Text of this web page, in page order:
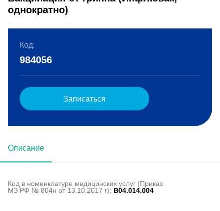
однократно)
Описание
Код в номенклатуре медицинских услуг (Приказ
МЗ РФ № 804н от 13.10.2017 г): B04.014.004
Код:
984056
Записаться